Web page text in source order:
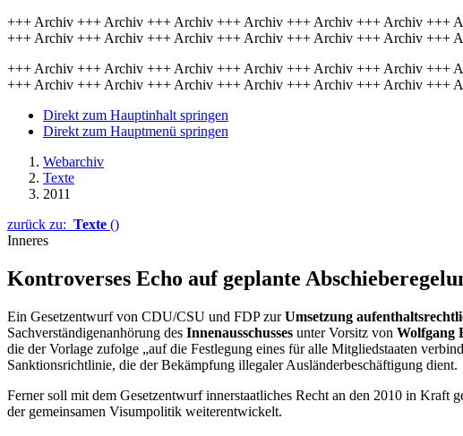
+++ Archiv +++ Archiv +++ Archiv +++ Archiv +++ Archiv +++ Archiv
+++ Archiv +++ Archiv +++ Archiv +++ Archiv +++ Archiv +++ Archiv +++
+++ Archiv +++ Archiv +++ Archiv +++ Archiv +++ Archiv +++ Archiv
+++ Archiv +++ Archiv +++ Archiv +++ Archiv +++ Archiv +++ Archiv +++
Direkt zum Hauptinhalt springen
Direkt zum Hauptmenü springen
Webarchiv
Texte
2011
zurück zu: Texte ()
Inneres
Kontroverses Echo auf geplante
Ein Gesetzentwurf von CDU/CSU und FDP zurUmsetzung
Sachverständigenanhörung des Innenausschusses unter Vorsitz von Wolfgang
die der Vorlage zufolge „auf die Festlegung eines für alle Mitgliedstaaten
Sanktionsrichtlinie, die der Bekämpfung illegaler Ausländerbeschäftigung dient.
Ferner soll mit dem Gesetzentwurf innerstaatliches Recht an den 2010 in Kraft
der gemeinsamen Visumpolitik weiterentwickelt.